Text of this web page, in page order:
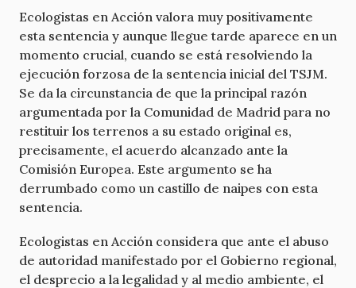
Ecologistas en Acción valora muy positivamente
esta sentencia y aunque llegue tarde aparece en un
momento crucial, cuando se está resolviendo la
ejecución forzosa de la sentencia inicial del TSJM.
Se da la circunstancia de que la principal razón
argumentada por la Comunidad de Madrid para no
restituir los terrenos a su estado original es,
precisamente, el acuerdo alcanzado ante la
Comisión Europea. Este argumento se ha
derrumbado como un castillo de naipes con esta
sentencia.
Ecologistas en Acción considera que ante el abuso
de autoridad manifestado por el Gobierno regional,
el desprecio a la legalidad y al medio ambiente, el